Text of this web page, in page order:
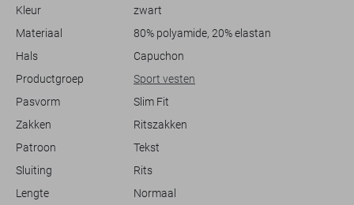
Kleur
zwart
Materiaal
80% polyamide, 20% elastan
Hals
Capuchon
Productgroep
Sport vesten
Pasvorm
Slim Fit
Zakken
Ritszakken
Patroon
Tekst
Sluiting
Rits
Lengte
Normaal